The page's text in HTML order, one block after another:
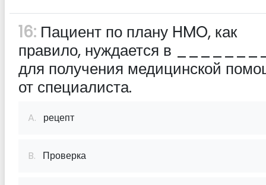
16: Пациент по плану HMO, как
правило, нуждается в
для получения медицинской
от специалиста.
A. рецепт
B. Проверка